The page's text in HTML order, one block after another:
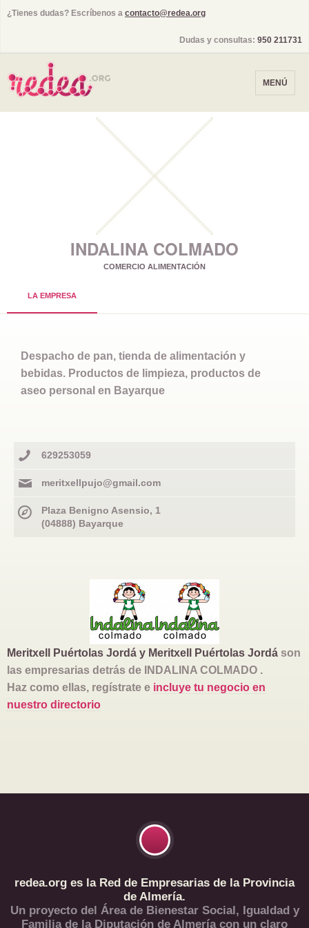
¿Tienes dudas? Escríbenos a contacto@redea.org
Dudas y consultas: 950 211731
MENÚ
INDALINA COLMADO
COMERCIO ALIMENTACIÓN
LA EMPRESA
Despacho de pan, tienda de alimentación y
bebidas. Productos de limpieza, productos de
aseo personal en Bayarque
629253059
meritxellpujo@gmail.com
Plaza Benigno Asensio, 1
(04888) Bayarque
Meritxell Puértolas Jordá y Meritxell Puértolas Jordá son
las empresarias detrás de INDALINA COLMADO .
Haz como ellas, regístrate e incluye tu negocio en
nuestro directorio
redea.org es la Red de Empresarias de la Provincia
de Almería.
Un proyecto del Área de Bienestar Social, Igualdad y
Familia de la Diputación de Almería con un claro